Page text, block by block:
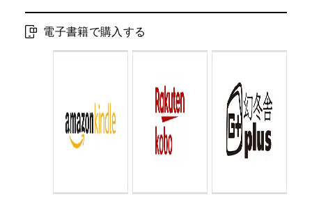
電子書籍で購入する